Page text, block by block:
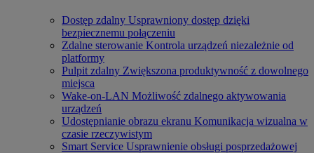
Dostęp zdalny Usprawniony dostęp dzięki
bezpiecznemu połączeniu
Zdalne sterowanie Kontrola urządzeń niezależnie od
platformy
Pulpit zdalny Zwiększona produktywność z dowolnego
miejsca
Wake-on-LAN Możliwość zdalnego aktywowania
urządzeń
Udostępnianie obrazu ekranu Komunikacja wizualna w
czasie rzeczywistym
Smart Service Usprawnienie obsługi posprzedażowej